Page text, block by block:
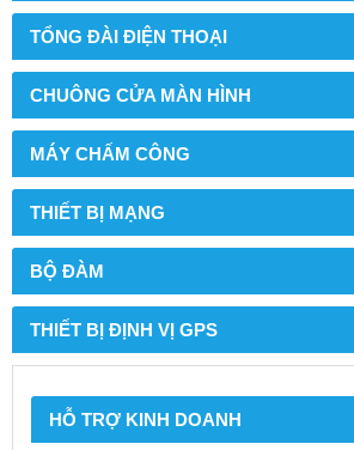
TỔNG ĐÀI ĐIỆN THOẠI
CHUÔNG CỬA MÀN HÌNH
MÁY CHẤM CÔNG
THIẾT BỊ MẠNG
BỘ ĐÀM
THIẾT BỊ ĐỊNH VỊ GPS
HỖ TRỢ KINH DOANH